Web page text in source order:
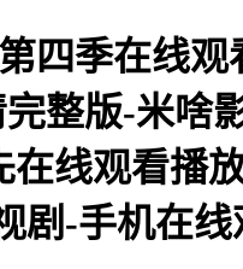
四季在线观
整版-米啥
在线观看播
剧-手机在线